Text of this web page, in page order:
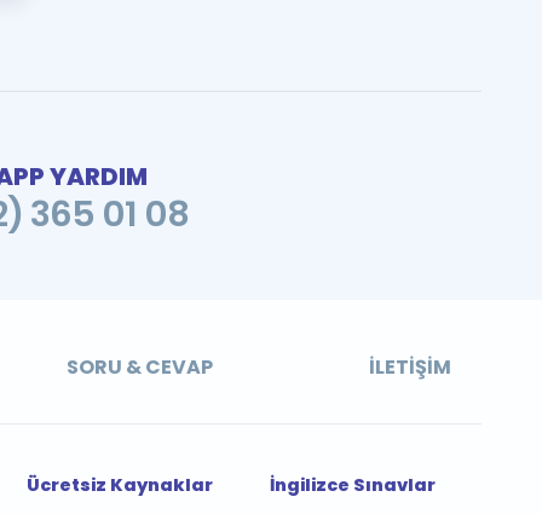
YARDIM
365 01 08
SORU & CEVAP İLETIŞIM
Ücretsiz Kaynaklar
İngilizce Sınavlar